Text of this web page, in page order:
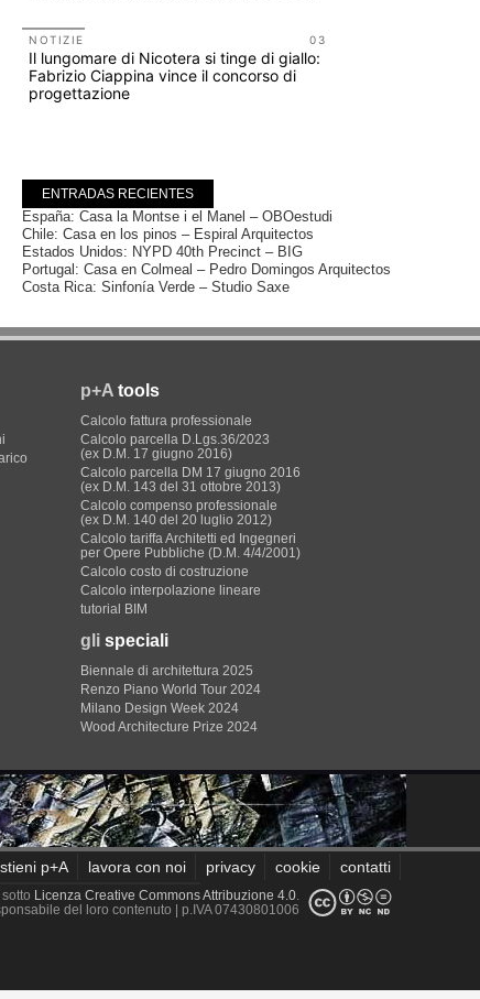
03
NOTIZIE
Il lungomare di Nicotera si tinge di giallo:
Fabrizio Ciappina vince il concorso di
progettazione
ENTRADAS RECIENTES
España: Casa la Montse i el Manel – OBOestudi
Chile: Casa en los pinos – Espiral Arquitectos
Estados Unidos: NYPD 40th Precinct – BIG
Portugal: Casa en Colmeal – Pedro Domingos Arquitectos
Costa Rica: Sinfonía Verde – Studio Saxe
p+A tools
Calcolo fattura professionale
Calcolo parcella D.Lgs.36/2023
(ex D.M. 17 giugno 2016)
Calcolo parcella DM 17 giugno 2016
(ex D.M. 143 del 31 ottobre 2013)
Calcolo compenso professionale
(ex D.M. 140 del 20 luglio 2012)
Calcolo tariffa Architetti ed Ingegneri
per Opere Pubbliche (D.M. 4/4/2001)
Calcolo costo di costruzione
Calcolo interpolazione lineare
tutorial BIM
gli speciali
Biennale di architettura 2025
Renzo Piano World Tour 2024
Milano Design Week 2024
Wood Architecture Prize 2024
p+A lavora con noi privacy cookie contatti
Licenza Creative Commons Attribuzione 4.0.
del loro contenuto
| p.IVA 07430801006